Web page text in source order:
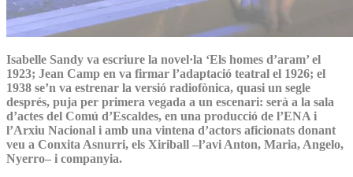
Isabelle Sandy va escriure la novel·la ‘Els homes d’aram’ el
1923; Jean Camp en va firmar l’adaptació teatral el 1926; el
1938 se’n va estrenar la versió radiofònica, quasi un segle
després, puja per primera vegada a un escenari: serà a la sala
d’actes del Comú d’Escaldes, en una producció de l’ENA i
l’Arxiu Nacional i amb una vintena d’actors aficionats donant
veu a Conxita Asnurri, els Xiriball –l’avi Anton, Maria, Angelo,
Nyerro– i companyia.